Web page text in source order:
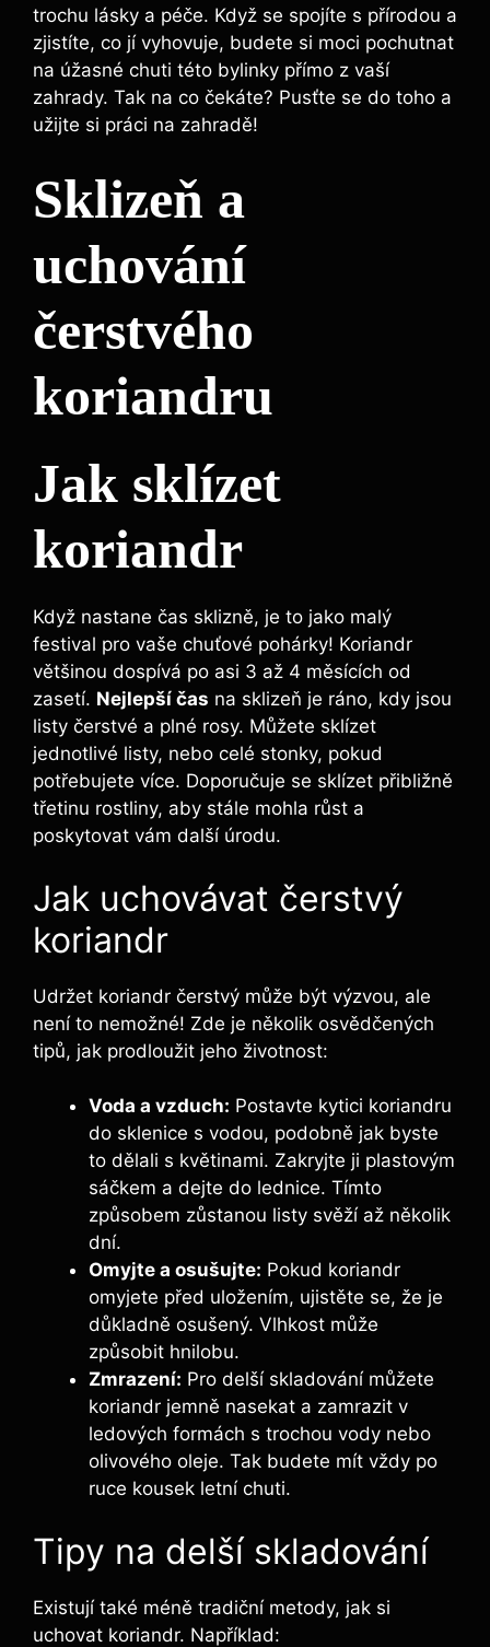
trochu lásky a péče. Když se spojíte s přírodou a
zjistíte, co jí vyhovuje, budete si moci pochutnat
na úžasné chuti této bylinky přímo z vaší
zahrady. Tak na co čekáte? Pusťte se do toho a
užijte si práci na zahradě!
Sklizeň a
uchování
čerstvého
koriandru
Jak sklízet
koriandr
Když nastane čas sklizně, je to jako malý
festival pro vaše chuťové pohárky! Koriandr
většinou dospívá po asi 3 až 4 měsících od
zasetí. Nejlepší čas na sklizeň je ráno, kdy jsou
listy čerstvé a plné rosy. Můžete sklízet
jednotlivé listy, nebo celé stonky, pokud
potřebujete více. Doporučuje se sklízet přibližně
třetinu rostliny, aby stále mohla růst a
poskytovat vám další úrodu.
Jak uchovávat čerstvý
koriandr
Udržet koriandr čerstvý může být výzvou, ale
není to nemožné! Zde je několik osvědčených
tipů, jak prodloužit jeho životnost:
Voda a vzduch: Postavte kytici koriandru
do sklenice s vodou, podobně jak byste
to dělali s květinami. Zakryjte ji plastovým
sáčkem a dejte do lednice. Tímto
způsobem zůstanou listy svěží až několik
dní.
Omyjte a osušujte: Pokud koriandr
omyjete před uložením, ujistěte se, že je
důkladně osušený. Vlhkost může
způsobit hnilobu.
Zmrazení: Pro delší skladování můžete
koriandr jemně nasekat a zamrazit v
ledových formách s trochou vody nebo
olivového oleje. Tak budete mít vždy po
ruce kousek letní chuti.
Tipy na delší skladování
Existují také méně tradiční metody, jak si
uchovat koriandr. Například: